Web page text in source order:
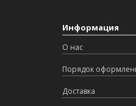
Информация
О нас
Порядок
Доставка